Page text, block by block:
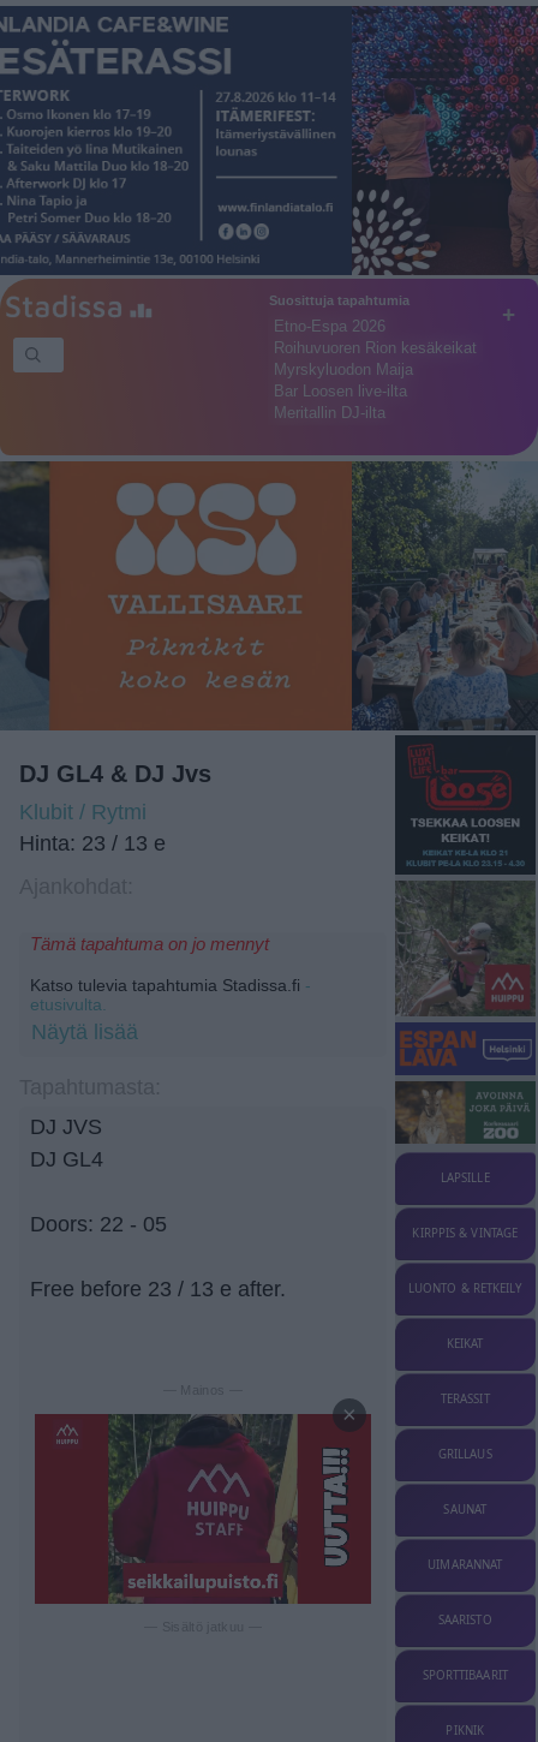
+
Suosittuja tapahtumia
Etno-Espa 2026
Roihuvuoren Rion kesäkeikat
Myrskyluodon Maija
Bar Loosen live-ilta
Meritallin DJ-ilta
DJ GL4 & DJ Jvs
Klubit / Rytmi
Hinta: 23 / 13 e
Tämä tapahtuma on jo mennyt
Katso tulevia tapahtumia Stadissa.fi -
etusivulta.
Näytä lisää
DJ JVS
DJ GL4
Doors: 22 - 05
Free before 23 / 13 e after.
— Mainos —
×
LAPSILLE
KIRPPIS & VINTAGE
LUONTO & RETKEILY
KEIKAT
TERASSIT
GRILLAUS
SAUNAT
UIMARANNAT
SAARISTO
SPORTTIBAARIT
PIKNIK